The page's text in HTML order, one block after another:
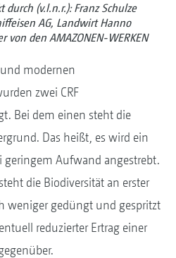
durch (v.l.n.r.): Franz Schulze
AG, Landwirt Hanno
den AMAZONEN-WERKEN
modernen
zwei CRF
Bei dem einen steht die
Das heißt, es wird ein
geringem Aufwand angestrebt.
die Biodiversität an erster
weniger gedüngt und gespritzt
reduzierter Ertrag einer